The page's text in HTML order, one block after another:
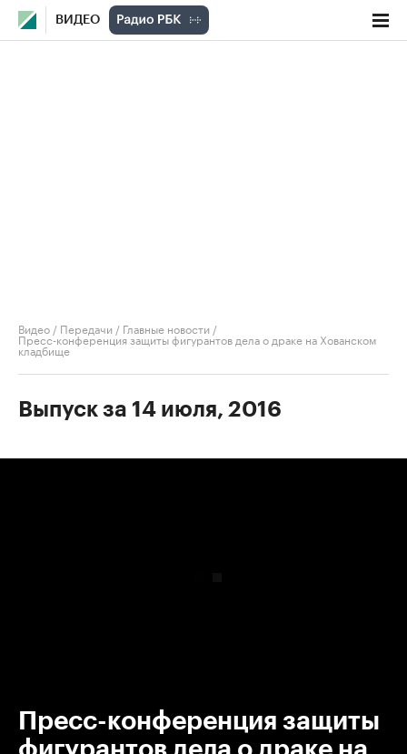
ВИДЕО
Видео / Передачи / Главные новости /
Пресс-конференция защиты фигурантов дела о драке на Хованском
кладбище
Выпуск за 14 июля, 2016
Пресс-конференция защиты